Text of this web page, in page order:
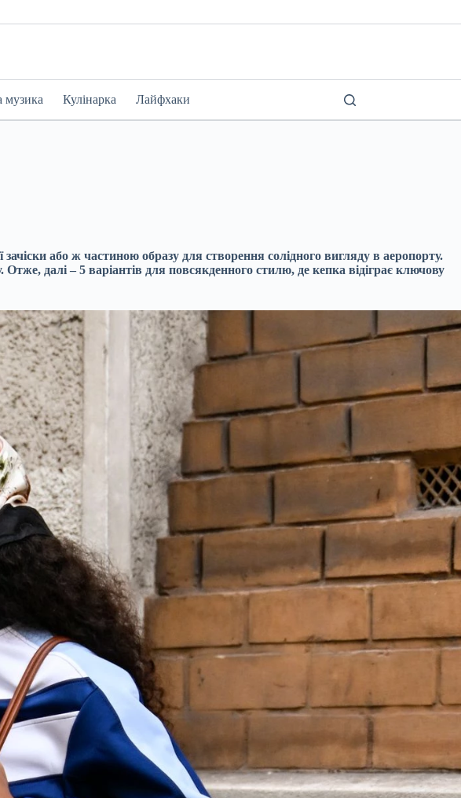
музика Кулінарка Лайфхаки
або ж частиною образу для створення солідного вигляду в аеропорту.
далі – 5 варіантів для повсякденного стилю, де кепка відіграє ключову